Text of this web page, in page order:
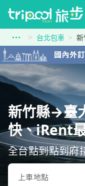
台北包車
新竹縣→臺
快、iRent
全台點到點到府
上車地點